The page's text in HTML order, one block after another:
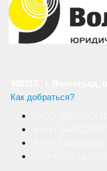
Как добраться?